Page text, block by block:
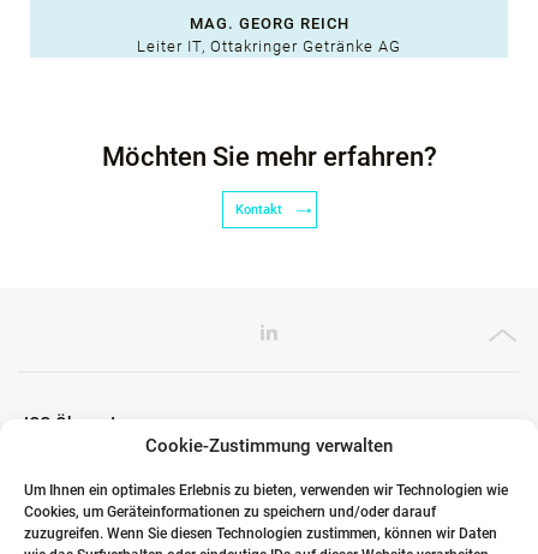
Cookie-Zustimmung verwalten
Um Ihnen ein optimales Erlebnis zu bieten, verwenden wir Technologien wie
Cookies, um Geräteinformationen zu speichern und/oder darauf
zuzugreifen. Wenn Sie diesen Technologien zustimmen, können wir Daten
MAG. GEORG REICH
Leiter IT, Ottakringer Getränke AG
Möchten Sie mehr erfahren?
Kontakt
ICG Ökosystem
Globale Partner